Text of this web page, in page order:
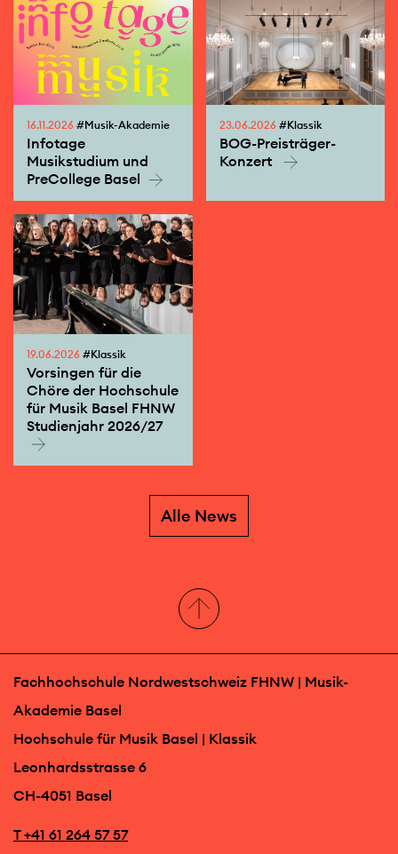
16.11.2026 #Musik-Akademie
Infotage
Musikstudium und
PreCollege Basel
23.06.2026#Klassik
BOG-Preisträger-
Konzert
19.06.2026 #Klassik
Vorsingen für die
Chöre der Hochschule
für Musik Basel FHNW
Studienjahr 2026/27
Alle News
Fachhochschule Nordwestschweiz FHNW | Musik-
Akademie Basel
Hochschule für Musik Basel | Klassik
Leonhardsstrasse 6
CH-4051 Basel
T +41 61 264 57 57